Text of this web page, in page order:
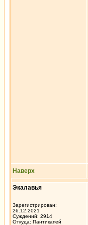
Наверх
Экалавья
Зарегистрирован:
26.12.2021
Суждений: 2914
Откуда: Пантикапей